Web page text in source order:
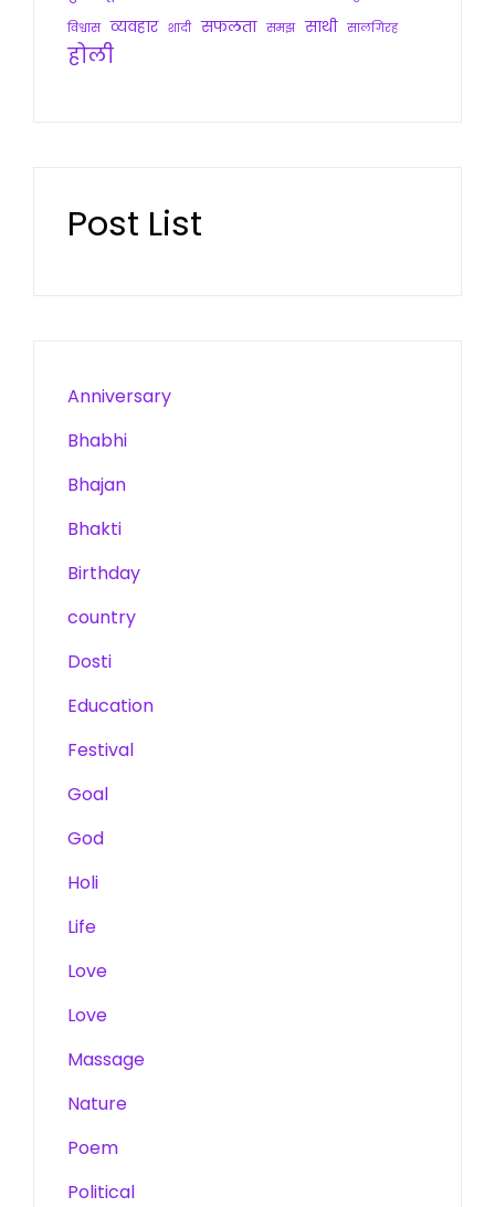
विश्वास व्यवहार शादी सफलता समझ साथी सालगिरह
होली
Post List
Anniversary
Bhabhi
Bhajan
Bhakti
Birthday
country
Dosti
Education
Festival
Goal
God
Holi
Life
Love
Love
Massage
Nature
Poem
Political